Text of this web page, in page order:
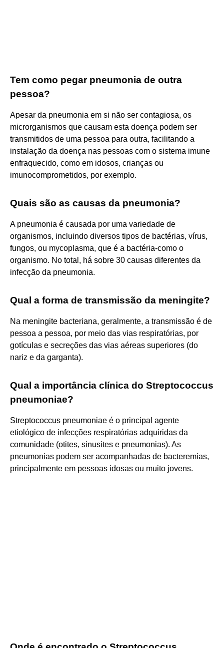
Tem como pegar pneumonia de outra
pessoa?
Apesar da pneumonia em si não ser contagiosa, os
microrganismos que causam esta doença podem ser
transmitidos de uma pessoa para outra, facilitando a
instalação da doença nas pessoas com o sistema imune
enfraquecido, como em idosos, crianças ou
imunocomprometidos, por exemplo.
Quais são as causas da pneumonia?
A pneumonia é causada por uma variedade de
organismos, incluindo diversos tipos de bactérias, vírus,
fungos, ou mycoplasma, que é a bactéria-como o
organismo. No total, há sobre 30 causas diferentes da
infecção da pneumonia.
Qual a forma de transmissão da meningite?
Na meningite bacteriana, geralmente, a transmissão é de
pessoa a pessoa, por meio das vias respiratórias, por
gotículas e secreções das vias aéreas superiores (do
nariz e da garganta).
Qual a importância clínica do Streptococcus
pneumoniae?
Streptococcus pneumoniae é o principal agente
etiológico de infecções respiratórias adquiridas da
comunidade (otites, sinusites e pneumonias). As
pneumonias podem ser acompanhadas de bacteremias,
principalmente em pessoas idosas ou muito jovens.